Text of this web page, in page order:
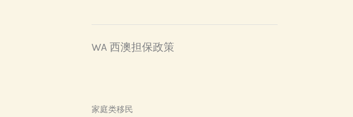
WA 西澳担保政策
家庭类移民